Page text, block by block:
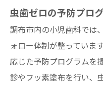
虫歯ゼロの予防プロ
調布市内の小児歯科では
ォロー体制が整っていま
応じた予防プログラムを
診やフッ素塗布を行い、